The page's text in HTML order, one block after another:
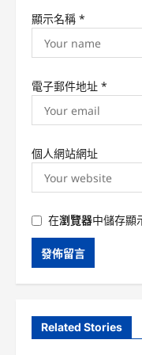
顯示名稱 *
電子郵件地址 *
個人網站網址
在瀏覽器中儲存顯
Related Stories